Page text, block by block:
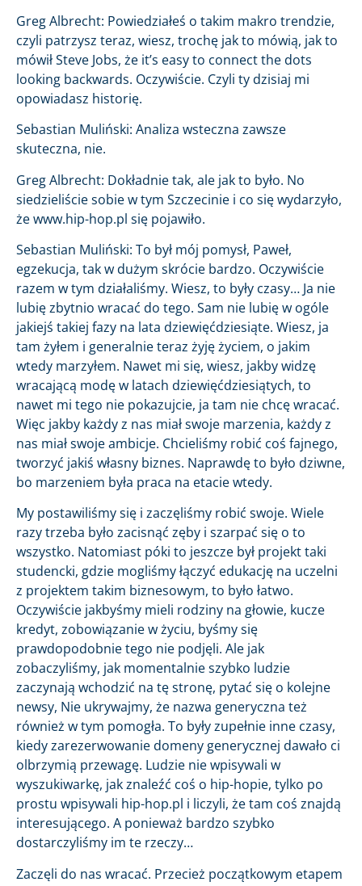
Greg Albrecht: Powiedziałeś o takim makro trendzie,
czyli patrzysz teraz, wiesz, trochę jak to mówią, jak to
mówił Steve Jobs, że it’s easy to connect the dots
looking backwards. Oczywiście. Czyli ty dzisiaj mi
opowiadasz historię.
Sebastian Muliński: Analiza wsteczna zawsze
skuteczna, nie.
Greg Albrecht: Dokładnie tak, ale jak to było. No
siedzieliście sobie w tym Szczecinie i co się wydarzyło,
że www.hip-hop.pl się pojawiło.
Sebastian Muliński: To był mój pomysł, Paweł,
egzekucja, tak w dużym skrócie bardzo. Oczywiście
razem w tym działaliśmy. Wiesz, to były czasy… Ja nie
lubię zbytnio wracać do tego. Sam nie lubię w ogóle
jakiejś takiej fazy na lata dziewięćdziesiąte. Wiesz, ja
tam żyłem i generalnie teraz żyję życiem, o jakim
wtedy marzyłem. Nawet mi się, wiesz, jakby widzę
wracającą modę w latach dziewięćdziesiątych, to
nawet mi tego nie pokazujcie, ja tam nie chcę wracać.
Więc jakby każdy z nas miał swoje marzenia, każdy z
nas miał swoje ambicje. Chcieliśmy robić coś fajnego,
tworzyć jakiś własny biznes. Naprawdę to było dziwne,
bo marzeniem była praca na etacie wtedy.
My postawiliśmy się i zaczęliśmy robić swoje. Wiele
razy trzeba było zacisnąć zęby i szarpać się o to
wszystko. Natomiast póki to jeszcze był projekt taki
studencki, gdzie mogliśmy łączyć edukację na uczelni
z projektem takim biznesowym, to było łatwo.
Oczywiście jakbyśmy mieli rodziny na głowie, kucze
kredyt, zobowiązanie w życiu, byśmy się
prawdopodobnie tego nie podjęli. Ale jak
zobaczyliśmy, jak momentalnie szybko ludzie
zaczynają wchodzić na tę stronę, pytać się o kolejne
newsy, Nie ukrywajmy, że nazwa generyczna też
również w tym pomogła. To były zupełnie inne czasy,
kiedy zarezerwowanie domeny generycznej dawało ci
olbrzymią przewagę. Ludzie nie wpisywali w
wyszukiwarkę, jak znaleźć coś o hip-hopie, tylko po
prostu wpisywali hip-hop.pl i liczyli, że tam coś znajdą
interesującego. A ponieważ bardzo szybko
dostarczyliśmy im te rzeczy…
Zaczęli do nas wracać. Przecież początkowym etapem